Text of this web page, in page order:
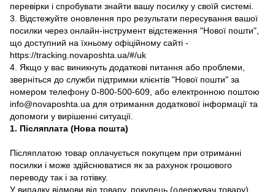
перевірки і спробувати знайти вашу посилку у своїй системі.
3. Відстежуйте оновлення про результати пересування вашої
посилки через онлайн-інструмент відстеження "Нової пошти",
що доступний на їхньому офіційному сайті -
https://tracking.novaposhta.ua/#/uk
4. Якщо у вас виникнуть додаткові питання або проблеми,
зверніться до служби підтримки клієнтів "Нової пошти" за
номером телефону 0-800-500-609, або електронною поштою
info@novaposhta.ua для отримання додаткової інформації та
допомоги у вирішенні ситуації.
1. Післяплата (Нова пошта)
Післяплатою товар оплачується покупцем при отриманні
посилки і може здійснюватися як за рахунок грошового
переводу так і за готівку.
У випадку відмови від товару, покупець (одержувач товару)